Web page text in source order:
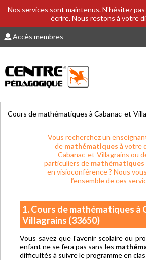
Nos services sont maintenus. N'hésitez
écrire. Nous restons à votre
Accès membres
Cours de mathématiques à Cabanac-et-
Vous recherchez un
de mathématiques à votre
Cabanac-et-Villagrains ou
particuliers de mathématiques
en visioconférence ? Nous
l’ensemble de ces
1. Cours de mathématiques à
Villagrains (33650)
Vous savez que l'avenir scolaire ou
enfant ne se fera pas sans les
difficultés à suivre le programme en